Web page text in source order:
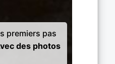
premiers pas
des photos